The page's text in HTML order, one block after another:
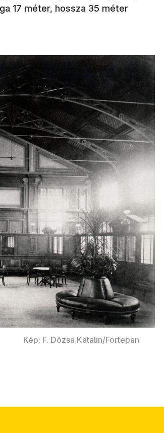
17 méter, hossza 35 méter
Kép: F. Dózsa Katalin/Fortepan